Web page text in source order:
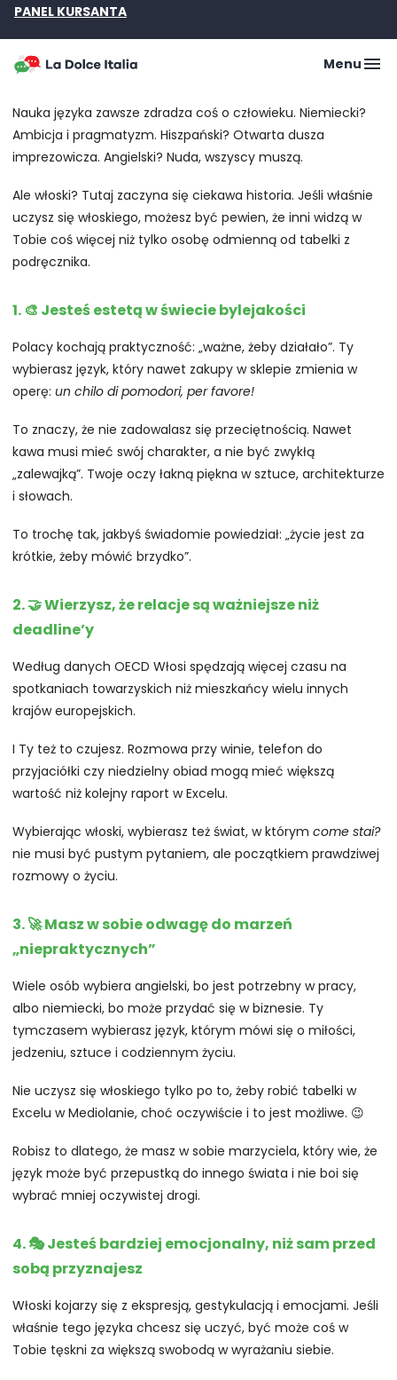
PANEL KURSANTA
Menu
Nauka języka zawsze zdradza coś o człowieku. Niemiecki?
Ambicja i pragmatyzm. Hiszpański? Otwarta dusza
imprezowicza. Angielski? Nuda, wszyscy muszą.
Ale włoski? Tutaj zaczyna się ciekawa historia. Jeśli właśnie
uczysz się włoskiego, możesz być pewien, że inni widzą w
Tobie coś więcej niż tylko osobę odmienną od tabelki z
podręcznika.
1. 🎨 Jesteś estetą w świecie bylejakości
Polacy kochają praktyczność: „ważne, żeby działało”. Ty
wybierasz język, który nawet zakupy w sklepie zmienia w
operę: un chilo di pomodori, per favore!
To znaczy, że nie zadowalasz się przeciętnością. Nawet
kawa musi mieć swój charakter, a nie być zwykłą
„zalewajką”. Twoje oczy łakną piękna w sztuce, architekturze
i słowach.
To trochę tak, jakbyś świadomie powiedział: „życie jest za
krótkie, żeby mówić brzydko”.
2. 🤝 Wierzysz, że relacje są ważniejsze niż
deadline’y
Według danych OECD Włosi spędzają więcej czasu na
spotkaniach towarzyskich niż mieszkańcy wielu innych
krajów europejskich.
I Ty też to czujesz. Rozmowa przy winie, telefon do
przyjaciółki czy niedzielny obiad mogą mieć większą
wartość niż kolejny raport w Excelu.
Wybierając włoski, wybierasz też świat, w którym come stai?
nie musi być pustym pytaniem, ale początkiem prawdziwej
rozmowy o życiu.
3. 🚀 Masz w sobie odwagę do marzeń
„niepraktycznych”
Wiele osób wybiera angielski, bo jest potrzebny w pracy,
albo niemiecki, bo może przydać się w biznesie. Ty
tymczasem wybierasz język, którym mówi się o miłości,
jedzeniu, sztuce i codziennym życiu.
Nie uczysz się włoskiego tylko po to, żeby robić tabelki w
Excelu w Mediolanie, choć oczywiście i to jest możliwe. 😉
Robisz to dlatego, że masz w sobie marzyciela, który wie, że
język może być przepustką do innego świata i nie boi się
wybrać mniej oczywistej drogi.
4. 🎭 Jesteś bardziej emocjonalny, niż sam przed
sobą przyznajesz
Włoski kojarzy się z ekspresją, gestykulacją i emocjami. Jeśli
właśnie tego języka chcesz się uczyć, być może coś w
Tobie tęskni za większą swobodą w wyrażaniu siebie.